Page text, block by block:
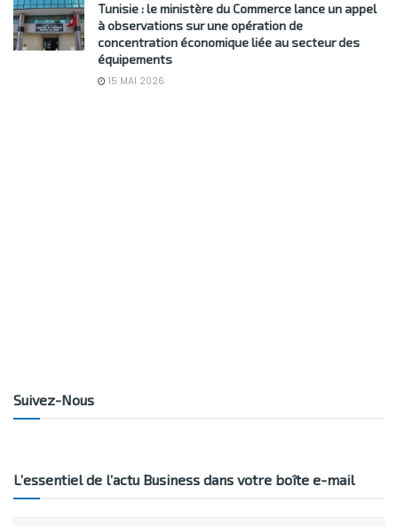
Tunisie : le ministère du Commerce lance un appel
à observations sur une opération de
concentration économique liée au secteur des
équipements
15 MAI 2026
Suivez-Nous
L’essentiel de l’actu Business dans votre boîte e-mail